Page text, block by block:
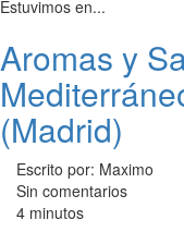
Estuvimos en...
Aromas y
(Madrid)
Escrito por: Maximo
Sin comentarios
4 minutos